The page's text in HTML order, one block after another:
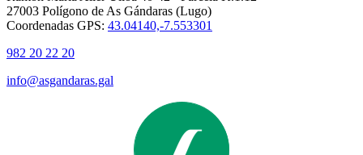
27003 Polígono de As Gándaras (Lugo)
Coordenadas GPS: 43.04140,-7.553301
982 20 22 20
info@asgandaras.gal